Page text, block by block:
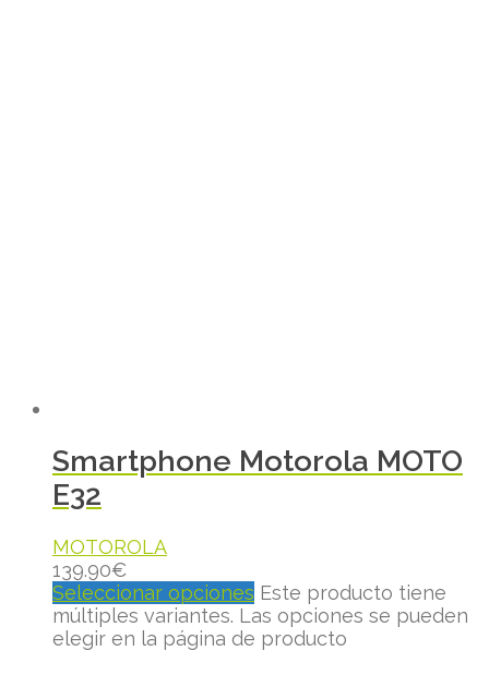
Smartphone Motorola MOTO
E32
MOTOROLA
139.90€
Seleccionar opciones Este producto tiene
múltiples variantes. Las opciones se pueden
elegir en la página de producto